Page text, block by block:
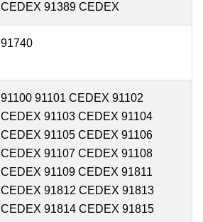
CEDEX 91389 CEDEX
91740
91100 91101 CEDEX 91102
CEDEX 91103 CEDEX 91104
CEDEX 91105 CEDEX 91106
CEDEX 91107 CEDEX 91108
CEDEX 91109 CEDEX 91811
CEDEX 91812 CEDEX 91813
CEDEX 91814 CEDEX 91815